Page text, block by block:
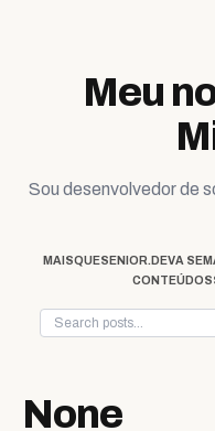
Meu
Sou desenvolvedor de
MAISQUESENIOR.DEVA
CONTEÚDOS
None